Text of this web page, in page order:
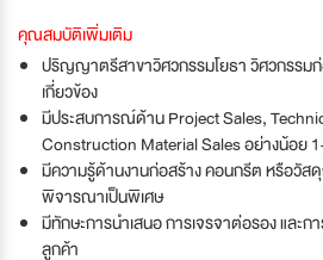
คุณสมบัติเพิ่มเติม
ปริญญาตรีสาขาวิศวกรรมโยธา วิศวกรรม
เกี่ยวข้อง
มีประสบการณ์ด้าน Project Sales,
Construction Material Sales อย่างน้อย
มีความรู้ด้านงานก่อสร้าง คอนกรีต หรือวัส
พิจารณาเป็นพิเศษ
มีทักษะการนำเสนอ การเจรจาต่อรอง และ
ลูกค้า